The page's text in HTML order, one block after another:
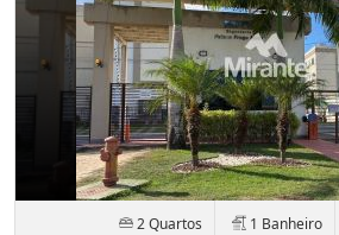
2 Quartos 1 Banheiro